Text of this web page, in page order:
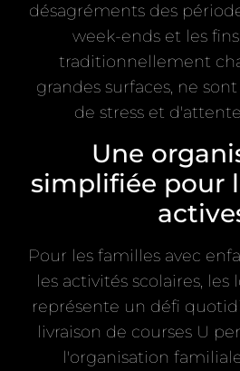
désagréments des
week-ends et les
traditionnellement
grandes surfaces, ne
de stress et
Une
simplifiée pour
Pour les familles avec
les activités scolaires, les
représente un défi
livraison de courses U
l'organisation